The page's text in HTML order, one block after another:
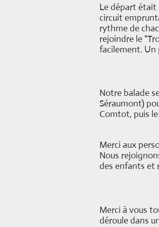
Le départ était
circuit
rythme de
rejoindre le
facilement. Un
Notre balade
Séraumont)
Comtot, puis
Merci aux
Nous
des enfants et
Merci à vous
déroule dans